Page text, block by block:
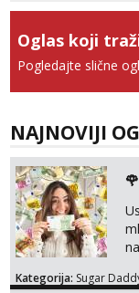
Lili
Tel:
Oglas koji
Pogledajte slične
NAJNOVIJI
Kategorija: Sugar